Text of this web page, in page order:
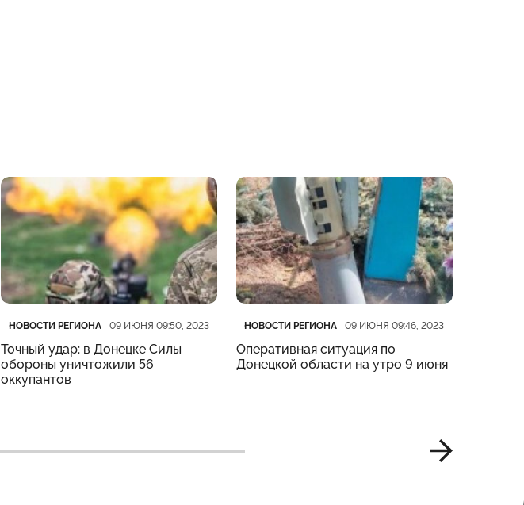
Категория
НОВОСТИ РЕГИОНА
Дата публикации 09 ИЮНЯ 09:50, 2023
Точный удар: в Донецке Силы
обороны уничтожили 56
оккупантов
Категория
НОВОСТИ РЕГИОНА
Дата публикации 09 ИЮНЯ 09:46, 2023
Оперативная ситуация по
Донецкой области на утро 9 июня